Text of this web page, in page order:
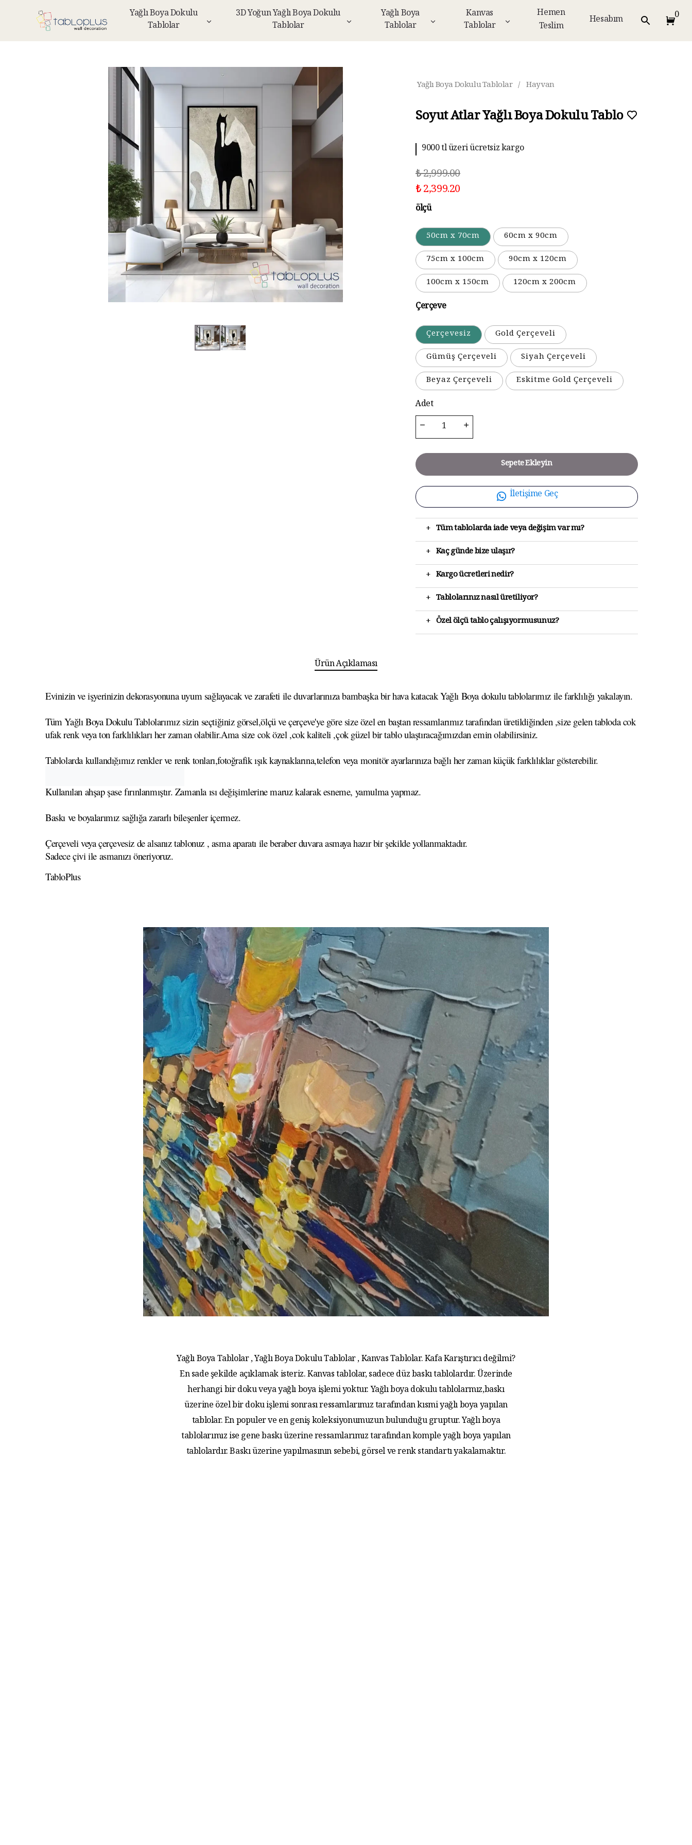
Yağlı Boya Dokulu
Tablolar
3D Yoğun Yağlı Boya Dokulu
Tablolar
Yağlı Boya
Tablolar
Kanvas
Tablolar
Hemen
Teslim
Hesabım 0
Yağlı Boya Dokulu Tablolar / Hayvan
Soyut Atlar Yağlı Boya Dokulu Tablo
9000 tl üzeri ücretsiz kargo
₺ 2,999.00
₺ 2,399.20
ölçü
50cm x 70cm
60cm x 90cm
75cm x 100cm
90cm x 120cm
100cm x 150cm
120cm x 200cm
Çerçeve
Çerçevesiz
Gold Çerçeveli
Gümüş Çerçeveli
Siyah Çerçeveli
Beyaz Çerçeveli
Eskitme Gold Çerçeveli
Adet
Sepete Ekleyin
İletişime Geç
+ Tüm tablolarda iade veya değişim var mı?
+ Kaç günde bize ulaşır?
+ Kargo ücretleri nedir?
+ Tablolarınız nasıl üretiliyor?
+ Özel ölçü tablo çalışıyormusunuz?
Ürün Açıklaması
Evinizin ve işyerinizin dekorasyonuna uyum sağlayacak ve zarafeti ile duvarlarınıza bambaşka bir hava katacak Yağlı Boya dokulu tablolarımız ile farklılığı yakalayın.
Tüm Yağlı Boya Dokulu Tablolarımız sizin seçtiğiniz görsel,ölçü ve çerçeve'ye göre size özel en baştan ressamlarımız tarafından üretildiğinden ,size gelen tabloda cok
ufak renk veya ton farklılıkları her zaman olabilir.Ama size cok özel ,cok kaliteli ,çok güzel bir tablo ulaştıracağımızdan emin olabilirsiniz.
Tablolarda kullandığımız renkler ve renk tonları,fotoğrafik ışık kaynaklarına,telefon veya monitör ayarlarınıza bağlı her zaman küçük farklılıklar gösterebilir.
Kullanılan ahşap şase fırınlanmıştır. Zamanla ısı değişimlerine maruz kalarak esneme, yamulma yapmaz.
Baskı ve boyalarımız sağlığa zararlı bileşenler içermez.
Çerçeveli veya çerçevesiz de alsanız tablonuz , asma aparatı ile beraber duvara asmaya hazır bir şekilde yollanmaktadır.
Sadece çivi ile asmanızı öneriyoruz.
TabloPlus
Yağlı Boya Tablolar , Yağlı Boya Dokulu Tablolar , Kanvas Tablolar. Kafa Karıştırıcı değilmi?
En sade şekilde açıklamak isteriz. Kanvas tablolar, sadece düz baskı tablolardır. Üzerinde
herhangi bir doku veya yağlı boya işlemi yoktur. Yağlı boya dokulu tablolarmız,baskı
üzerine özel bir doku işlemi sonrası ressamlarımız tarafından kısmi yağlı boya yapılan
tablolar. En populer ve en geniş koleksiyonumuzun bulunduğu gruptur. Yağlı boya
tablolarımız ise gene baskı üzerine ressamlarımız tarafından komple yağlı boya yapılan
tablolardır. Baskı üzerine yapılmasının sebebi, görsel ve renk standartı yakalamaktır.